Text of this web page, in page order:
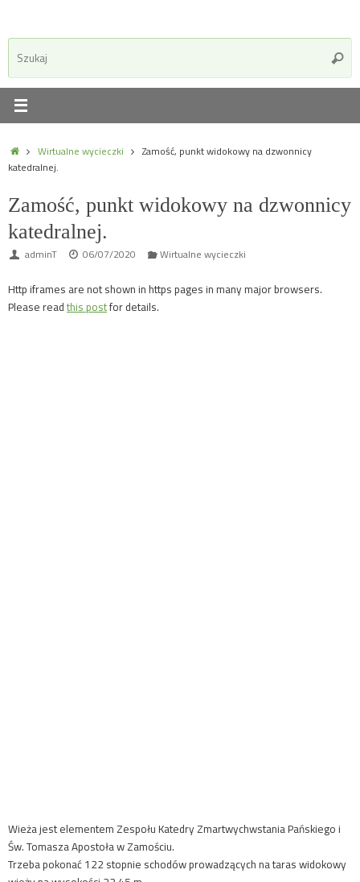
HomeWirtualne wycieczki
Zamość, punkt widokowy na dzwonnicy
katedralnej.
Zamość, punkt widokowy na dzwonnicy
katedralnej.
adminT 06/07/2020 Wirtualne wycieczki
Http iframes are not shown in https pages in many major browsers.
Please read this postfor details.
Wieża jest elementem Zespołu Katedry Zmartwychwstania Pańskiego i
Św. Tomasza Apostoła w Zamościu.
Trzeba pokonać 122 stopnie schodów prowadzących na taras widokowy